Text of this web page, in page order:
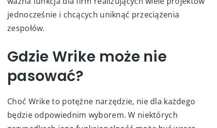
jednocześnie i chcących uniknąć przeciążenia
zespołów.
Gdzie Wrike może nie
pasować?
Choć Wrike to potężne narzędzie, nie dla każdego
będzie odpowiednim wyborem. W niektórych